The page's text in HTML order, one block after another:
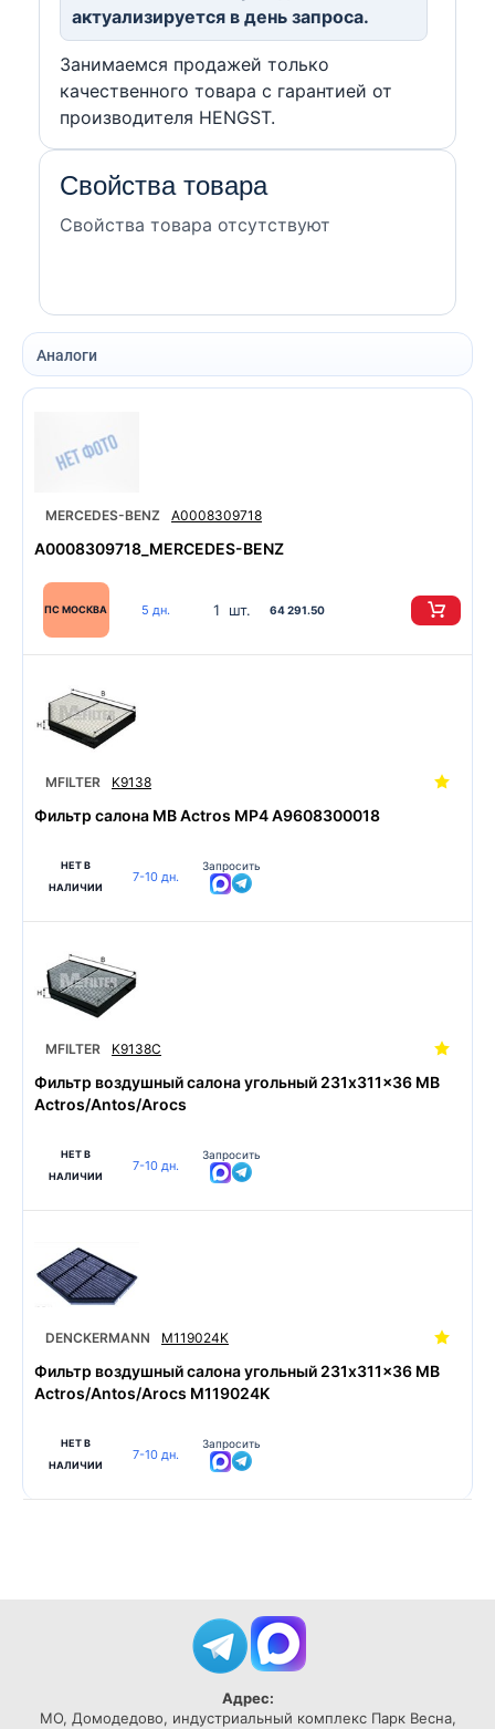
актуализируется в день запроса.
Занимаемся продажей только
качественного товара с гарантией от
производителя HENGST.
Свойства товара
Свойства товара отсутствуют
Аналоги
MERCEDES-BENZ A0008309718
A0008309718_MERCEDES-BENZ
ПС МОСКВА 5 дн. 1 шт. 64 291.50
MFILTER K9138
Фильтр салона MB Actros MP4 A9608300018
НЕТ В
НАЛИЧИИ
7-10 дн.
Запросить
MFILTER K9138C
Фильтр воздушный салона угольный 231x311x36 MB
Actros/Antos/Arocs
НЕТ В
НАЛИЧИИ
7-10 дн.
Запросить
DENCKERMANN M119024K
Фильтр воздушный салона угольный 231x311x36 MB
Actros/Antos/Arocs M119024K
НЕТ В
НАЛИЧИИ
7-10 дн.
Запросить
Адрес:
МО, Домодедово, индустриальный комплекс Парк Весна,